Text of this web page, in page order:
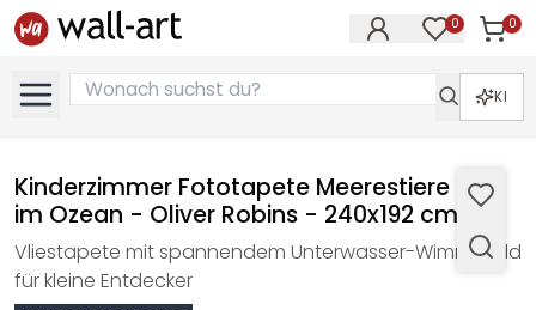
0 0
KI
Kinderzimmer Fototapete Meerestiere tief
im Ozean - Oliver Robins - 240x192 cm
Vliestapete mit spannendem Unterwasser-Wimmelbild
für kleine Entdecker